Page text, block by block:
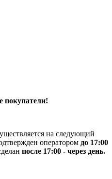
покупатели!
на следующий
оператором до 17:00
после 17:00 - через день.